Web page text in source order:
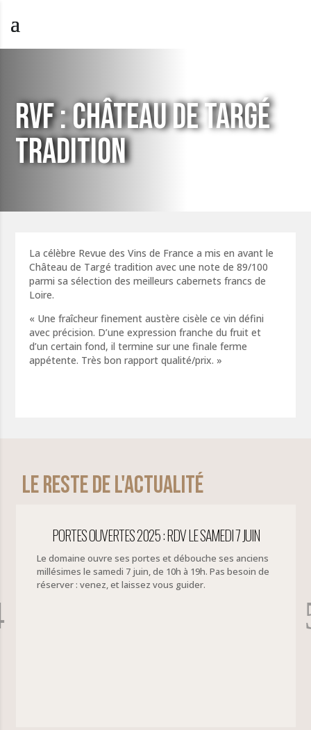
RVF : CHÂTEAU DE TARGÉ
TRADITION
La célèbre Revue des Vins de France a mis en avant le
Château de Targé tradition avec une note de 89/100
parmi sa sélection des meilleurs cabernets francs de
Loire.
« Une fraîcheur finement austère cisèle ce vin défini
avec précision. D’une expression franche du fruit et
d’un certain fond, il termine sur une finale ferme
appétente. Très bon rapport qualité/prix. »
Le reste de l'actualité
anciens
besoin de
CONCOURS DES VINS DE SAUMUR